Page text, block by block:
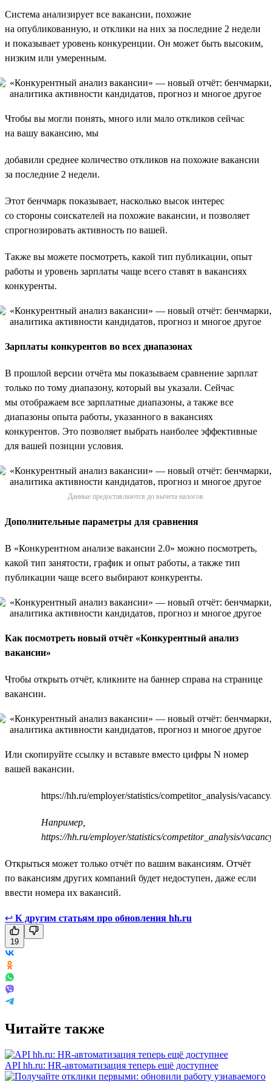
Система анализирует все вакансии, похожие
на опубликованную, и отклики на них за последние 2 недели
и показывает уровень конкуренции. Он может быть высоким,
низким или умеренным.
Чтобы вы могли понять, много или мало откликов сейчас
на вашу вакансию, мы
добавили среднее количество откликов на похожие вакансии
за последние 2 недели.
Этот бенчмарк показывает, насколько высок интерес
со стороны соискателей на похожие вакансии, и позволяет
спрогнозировать активность по вашей.
Также вы можете посмотреть, какой тип публикации, опыт
работы и уровень зарплаты чаще всего ставят в вакансиях
конкуренты.
Зарплаты конкурентов во всех диапазонах
В прошлой версии отчёта мы показываем сравнение зарплат
только по тому диапазону, который вы указали. Сейчас
мы отображаем все зарплатные диапазоны, а также все
диапазоны опыта работы, указанного в вакансиях
конкурентов. Это позволяет выбрать наиболее эффективные
для вашей позиции условия.
Данные предоставляются до вычета налогов
Дополнительные параметры для сравнения
В «Конкурентном анализе вакансии 2.0» можно посмотреть,
какой тип занятости, график и опыт работы, а также тип
публикации чаще всего выбирают конкуренты.
Как посмотреть новый отчёт «Конкурентный анализ
вакансии»
Чтобы открыть отчёт, кликните на баннер справа на странице
вакансии.
Или скопируйте ссылку и вставьте вместо цифры N номер
вашей вакансии.
https://hh.ru/employer/statistics/competitor_analysis/
Например,
https://hh.ru/employer/statistics/competitor_analysis/
Открыться может только отчёт по вашим вакансиям. Отчёт
по вакансиям других компаний будет недоступен, даже если
ввести номера их вакансий.
↩ К другим статьям про обновления hh.ru
19
Читайте также
API hh.ru: HR-автоматизация теперь ещё доступнее